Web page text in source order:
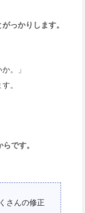
っかりします。
。」
。
です。
さんの修正